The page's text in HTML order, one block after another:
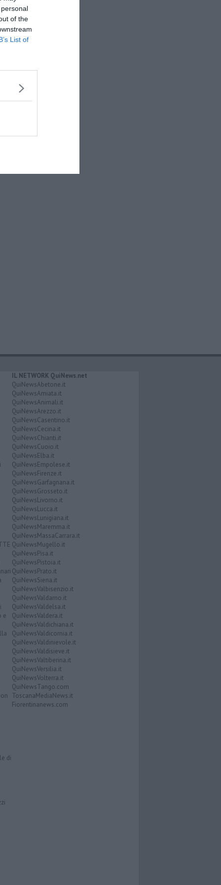
of the
List of
e
di
IL NETWORK QuiNews.net
QuiNewsAbetone.it
QuiNewsAmiata.it
QuiNewsAnimali.it
QuiNewsArezzo.it
QuiNewsCasentino.it
QuiNewsCecina.it
QuiNewsChianti.it
QuiNewsCuoio.it
QuiNewsElba.it
QuiNewsEmpolese.it
QuiNewsFirenze.it
QuiNewsGarfagnana.it
QuiNewsGrosseto.it
QuiNewsLivorno.it
QuiNewsLucca.it
QuiNewsLunigiana.it
QuiNewsMaremma.it
QuiNewsMassaCarrara.it
QuiNewsMugello.it
QuiNewsPisa.it
QuiNewsPistoia.it
QuiNewsPrato.it
QuiNewsSiena.it
QuiNewsValbisenzio.it
QuiNewsValdarno.it
QuiNewsValdelsa.it
QuiNewsValdera.it
QuiNewsValdichiana.it
QuiNewsValdicornia.it
QuiNewsValdinievole.it
QuiNewsValdisieve.it
QuiNewsValtiberina.it
QuiNewsVersilia.it
QuiNewsVolterra.it
QuiNewsTango.com
ToscanaMediaNews.it
Fiorentinanews.com